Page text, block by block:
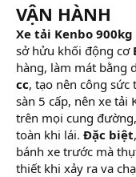
VẬN HÀNH
Xe tải Kenbo 900kg
sở hửu khối động cơ
hàng, làm mát bằng
cc, tạo nên công sức
sàn 5 cấp, nên xe tải
trên mọi cung
toàn khi lái. Đặc biệt
bánh xe trước mà
thiết khi xảy ra va